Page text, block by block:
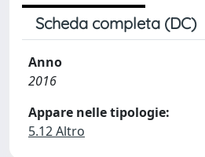
Scheda completa (DC)
Anno
2016
Appare nelle tipologie:
5.12 Altro